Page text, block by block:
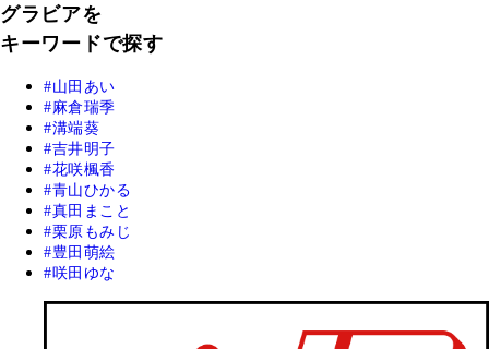
グラビアを
キーワードで探す
山田あい
麻倉瑞季
溝端葵
吉井明子
花咲楓香
青山ひかる
真田まこと
栗原もみじ
豊田萌絵
咲田ゆな